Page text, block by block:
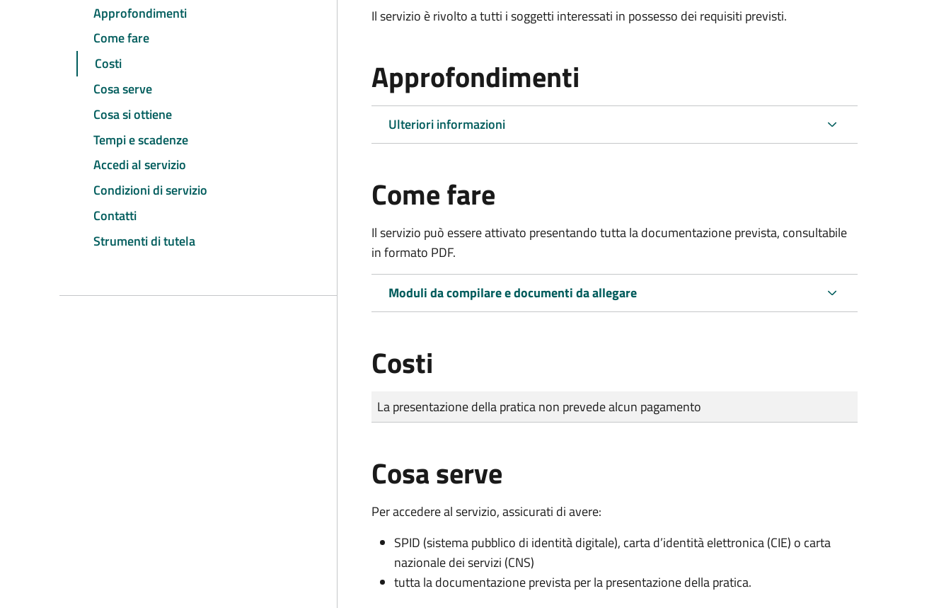
Approfondimenti
Come fare
Costi
Cosa serve
Cosa si ottiene
Tempi e scadenze
Accedi al servizio
Condizioni di servizio
Contatti
Strumenti di tutela
Il servizio è rivolto a tutti i soggetti interessati in possesso dei requisiti previsti.
Approfondimenti
Ulteriori informazioni
Come fare
Il servizio può essere attivato presentando tutta la documentazione prevista, consultabile
in formato PDF.
Moduli da compilare e documenti da allegare
Costi
Tipo di pagamento
Importo
La presentazione della pratica non prevede alcun pagamento
Cosa serve
Per accedere al servizio, assicurati di avere:
SPID (sistema pubblico di identità digitale), carta d’identità elettronica (CIE) o carta
nazionale dei servizi (CNS)
tutta la documentazione prevista per la presentazione della pratica.